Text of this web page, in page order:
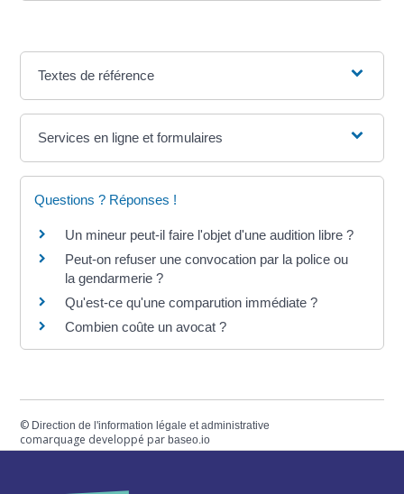
Textes de référence
Services en ligne et formulaires
Questions ? Réponses !
Un mineur peut-il faire l'objet d'une audition libre ?
Peut-on refuser une convocation par la police ou
la gendarmerie ?
Qu'est-ce qu'une comparution immédiate ?
Combien coûte un avocat ?
© Direction de l'information légale et administrative
comarquage developpé parbaseo.io